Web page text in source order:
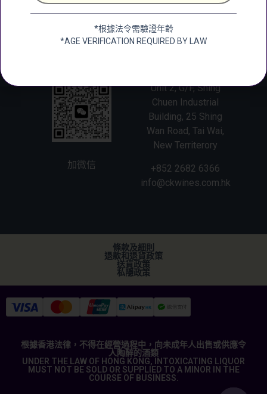
聯絡我們
加微信
INTERNATIONAL
WINES LIMITED
新界大圍成運道25-27
Unit 2, G/F, Shing
Chuen Industrial
Building, 25 Shing
Wan Road, Tai Wai,
New Territerory
+852 2682 6366
info@ckwines.com.hk
條款及細則
退款和退貨政策
送貨政策
私隱政策
根據香港法律，不得在經營過程中，向未成年人出售或供應令
人陶醉的酒類
UNDER THE LAW OF HONG KONG, INTOXICATING LIQUOR
MUST NOT BE SOLD OR SUPPLIED TO A MINOR IN THE
COURSE OF BUSINESS.
*根據法令需驗證年齡
*AGE VERIFICATION REQUIRED BY LAW